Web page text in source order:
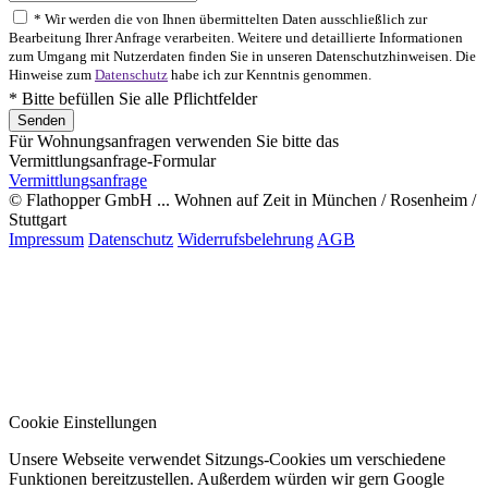
* Wir werden die von Ihnen übermittelten Daten ausschließlich zur
Bearbeitung Ihrer Anfrage verarbeiten. Weitere und detaillierte Informationen
zum Umgang mit Nutzerdaten finden Sie in unseren Datenschutzhinweisen. Die
Hinweise zum Datenschutz habe ich zur Kenntnis genommen.
* Bitte befüllen Sie alle Pflichtfelder
Für Wohnungsanfragen verwenden Sie bitte das
Vermittlungsanfrage-Formular
Vermittlungsanfrage
© Flathopper GmbH ... Wohnen auf Zeit in München / Rosenheim /
Stuttgart
Impressum Datenschutz Widerrufsbelehrung AGB
Cookie Einstellungen
Unsere Webseite verwendet Sitzungs-Cookies um verschiedene
Funktionen bereitzustellen. Außerdem würden wir gern Google